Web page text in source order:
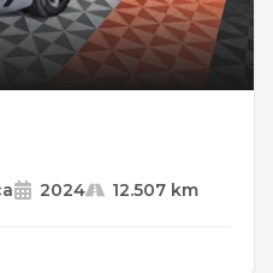
2024
12.507 km